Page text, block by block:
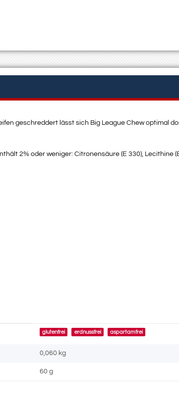
geschreddert lässt sich Big League Chew optimal
2% oder weniger: Citronensäure (E 330), Lecithine
glutenfrei erdnussfrei aspartamfrei
0,060 kg
60 g